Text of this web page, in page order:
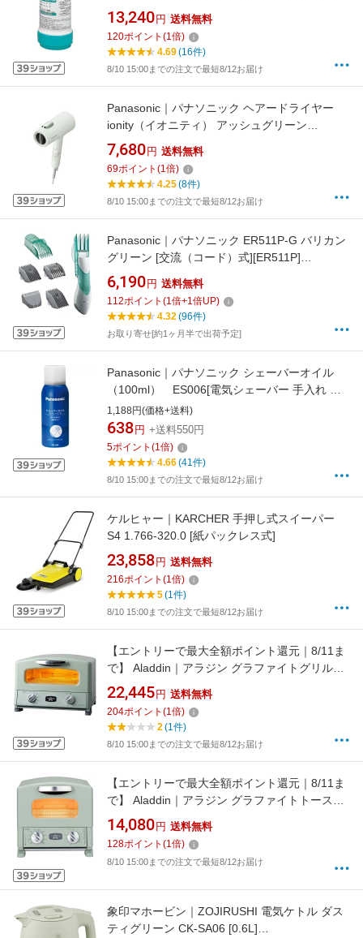
CHEMICAL 交換用カートリッジ クリンスイU-1
グリーン UAC0827 [1個][UAC0827]【ribi_rb】
13,240 円 送料無料
120ポイント (1倍)
4.69(16件)
8/10 15:00までの注文で最短8/12お届け
Panasonic｜パナソニック ヘアードライヤー
ionity（イオニティ） アッシュグリーン
EHNE7NG
7,680 円 送料無料
69ポイント (1倍)
4.25(8件)
8/10 15:00までの注文で最短8/12お届け
Panasonic｜パナソニック ER511P-G バリカン
グリーン [交流（コード）式][ER511P]
【rb_beauty_cpn】
6,190 円 送料無料
112ポイント (1倍+1倍UP)
4.32(96件)
お取り寄せ[約1ヶ月半で出荷予定]
Panasonic｜パナソニック シェーバーオイル
（100ml） ES006[電気シェーバー 手入れ 潤
滑油 ES006]
1,188円(価格+送料)
638 円 +送料550円
5ポイント (1倍)
4.66(41件)
8/10 15:00までの注文で最短8/12お届け
ケルヒャー｜KARCHER 手押し式スイーパー
S4 1.766-320.0 [紙パックレス式]
23,858 円 送料無料
216ポイント (1倍)
5(1件)
8/10 15:00までの注文で最短8/12お届け
【エントリーで最大全額ポイント還元｜8/11ま
で】 Aladdin｜アラジン グラファイトグリル＆
トースター（4枚焼き） グリーン AGT-
G13B(G)【newlife_campaign_a】
22,445 円 送料無料
204ポイント (1倍)
2(1件)
8/10 15:00までの注文で最短8/12お届け
【エントリーで最大全額ポイント還元｜8/11ま
で】 Aladdin｜アラジン グラファイトトースタ
ー（1枚焼き） グリーン AET-G8A/G
14,080 円 送料無料
128ポイント (1倍)
8/10 15:00までの注文で最短8/12お届け
象印マホービン｜ZOJIRUSHI 電気ケトル ダス
ティグリーン CK-SA06 [0.6L]